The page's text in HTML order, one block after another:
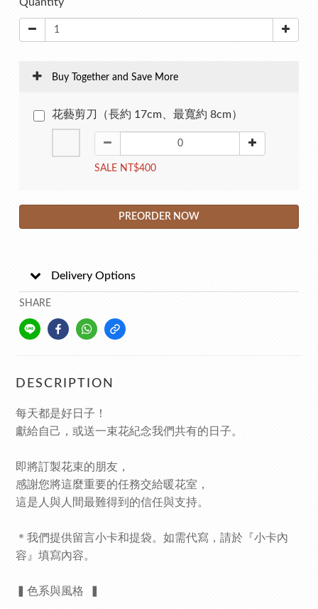
Buy Together and Save More
花藝剪刀（長約 17cm、最寬約 8cm）
SALE NT$400
PREORDER NOW
Delivery Options
SHARE
DESCRIPTION
每天都是好日子！
獻給自己，或送一束花紀念我們共有的日子。
即將訂製花束的朋友，
感謝您將這麼重要的任務交給暖花室，
這是人與人間最難得到的信任與支持。
＊ 我們提供留言小卡和提袋。如需代寫，請於『小卡內
容』填寫內容。
▍色系與風格